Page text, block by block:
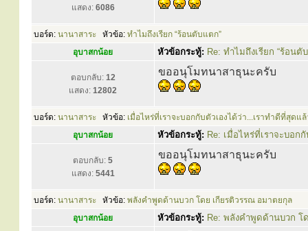
แสดง: 6086
บอร์ด: นานาสาระ หัวข้อ: ทำไมถึงเรียก “ร้อนตับแตก”
อุบาสกน้อย
หัวข้อกระทู้: Re: ทำไมถึงเรียก “ร้อนตั
ตอบกลับ: 12
แสดง: 12802
ขออนุโมทนาสาธุนะครับ
บอร์ด: นานาสาระ หัวข้อ: เมื่อไหร่ที่เราจะบอกกับตัวเองได้ว่า...เราทำดีที่สุดแ
อุบาสกน้อย
หัวข้อกระทู้: Re: เมื่อไหร่ที่เราจะบอก
ตอบกลับ: 5
แสดง: 5441
ขออนุโมทนาสาธุนะครับ
บอร์ด: นานาสาระ หัวข้อ: พลังคำพูดด้านบวก โดย เกียรติวรรณ อมาตยกุล
อุบาสกน้อย
หัวข้อกระทู้: Re: พลังคำพูดด้านบวก